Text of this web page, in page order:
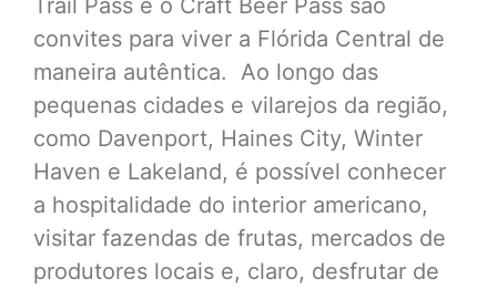
Trail Pass e o Craft Beer Pass são
convites para viver a Flórida Central de
maneira autêntica. Ao longo das
pequenas cidades e vilarejos da região,
como Davenport, Haines City, Winter
Haven e Lakeland, é possível conhecer
a hospitalidade do interior americano,
visitar fazendas de frutas, mercados de
produtores locais e, claro, desfrutar de